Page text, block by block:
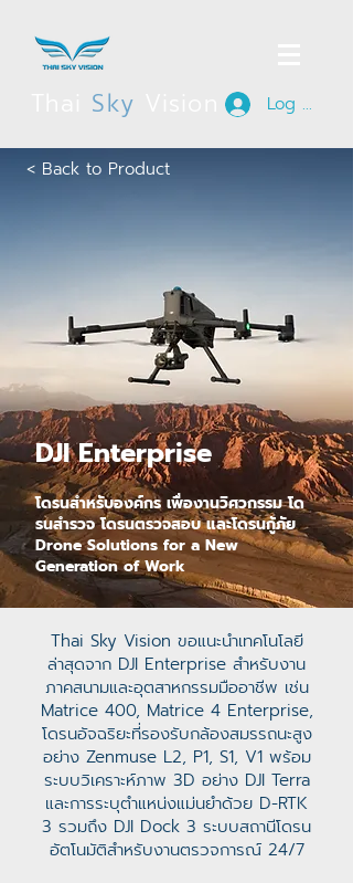
Log In
Sky
< Back to Product
DJI Enterprise
โดรนสำหรับองค์กร เพื่องานวิศวกรรม โด
รนสำรวจ โดรนตรวจสอบ และโดรนกู้ภัย
Drone Solutions for a New
Generation of Work
Thai Sky Vision ขอแนะนำเทคโนโลยี
ล่าสุดจาก DJI Enterprise สำหรับงาน
ภาคสนามและอุตสาหกรรมมืออาชีพ เช่น
Matrice 400, Matrice 4 Enterprise,
โดรนอัจฉริยะที่รองรับกล้องสมรรถนะสูง
อย่าง Zenmuse L2, P1, S1, V1 พร้อม
ระบบวิเคราะห์ภาพ 3D อย่าง DJI Terra
และการระบุตำแหน่งแม่นยำด้วย D-RTK
3 รวมถึง DJI Dock 3 ระบบสถานีโดรน
อัตโนมัติสำหรับงานตรวจการณ์ 24/7